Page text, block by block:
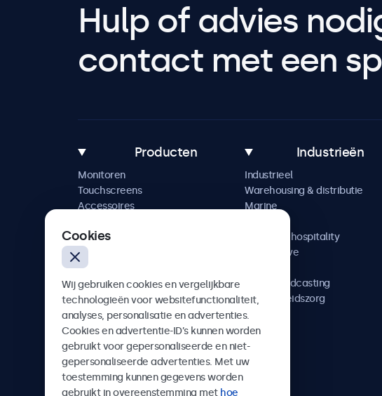
Hulp of advies
contact met een
Producten
Monitoren
Touchscreens
Accessoires
Industrieën
Industrieel
Warehousing & distributie
Marine
Horeca & hospitality
Automotive
AV & Broadcasting
Gezondheidszorg
Beetronics
Cookies
Wij gebruiken cookies en vergelijkbare
technologieën voor websitefunctionaliteit,
analyses, personalisatie en advertenties.
Cookies en advertentie-ID’s kunnen worden
gebruikt voor gepersonaliseerde en niet-
gepersonaliseerde advertenties. Met uw
toestemming kunnen gegevens worden
gebruikt in overeenstemming met hoe